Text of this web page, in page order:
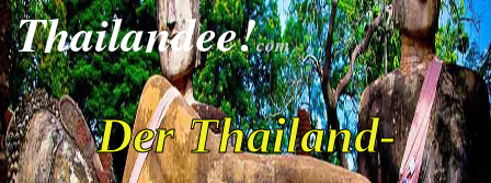
Thailandee!com
Der Thailand-